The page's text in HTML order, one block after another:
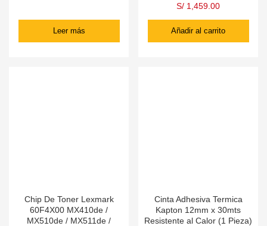
Leer más
S/ 1,459.00
Añadir al carrito
Chip De Toner Lexmark
60F4X00 MX410de /
MX510de / MX511de /
Cinta Adhesiva Termica
Kapton 12mm x 30mts
Resistente al Calor (1 Pieza)